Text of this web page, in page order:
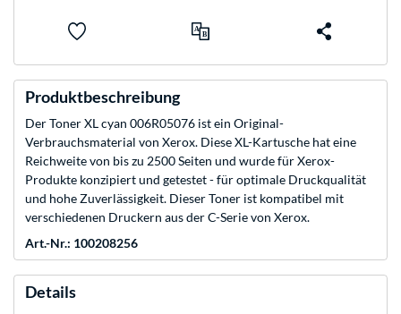
Produktbeschreibung
Der Toner XL cyan 006R05076 ist ein Original-
Verbrauchsmaterial von Xerox. Diese XL-Kartusche hat eine
Reichweite von bis zu 2500 Seiten und wurde für Xerox-
Produkte konzipiert und getestet - für optimale Druckqualität
und hohe Zuverlässigkeit. Dieser Toner ist kompatibel mit
verschiedenen Druckern aus der C-Serie von Xerox.
Art.-Nr.: 100208256
Details